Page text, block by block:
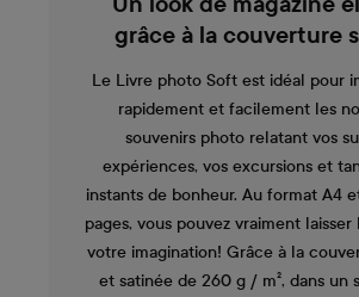
grâce à la couverture
Le Livre photo Soft est idéal pour
rapidement et facilement les
souvenirs photo relatant vos
expériences, vos excursions et
instants de bonheur. Au format A4 et
pages, vous pouvez vraiment
votre imagination! Grâce à la
et satinée de 260 g / m², dans un